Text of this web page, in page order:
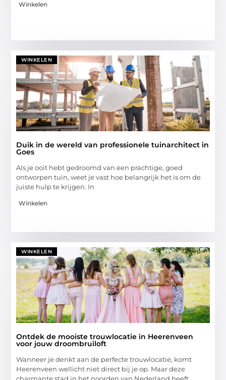
Winkelen
WINKELEN
Duik in de wereld van professionele tuinarchitect in
Goes
Als je ooit hebt gedroomd van een prachtige, goed
ontworpen tuin, weet je vast hoe belangrijk het is om de
juiste hulp te krijgen. In
Winkelen
WINKELEN
Ontdek de mooiste trouwlocatie in Heerenveen
voor jouw droombruiloft
Wanneer je denkt aan de perfecte trouwlocatie, komt
Heerenveen wellicht niet direct bij je op. Maar deze